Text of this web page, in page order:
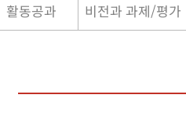
활동공과 비전과 과제/평가